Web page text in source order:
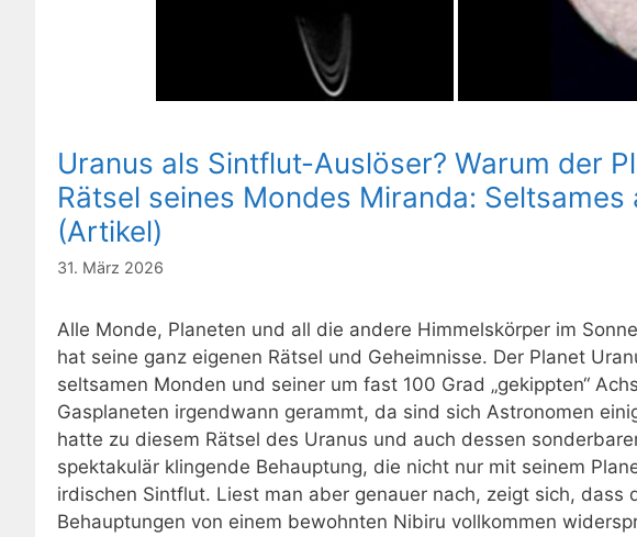
Uranus als Sintflut-Auslöser? Warum der
Rätsel seines Mondes Miranda:
(Artikel)
31. März 2026
Alle Monde, Planeten und all die andere Himmelskörper im
hat seine ganz eigenen Rätsel und Geheimnisse. Der Planet
seltsamen Monden und seiner um fast 100 Grad „gekippten“
Gasplaneten irgendwann gerammt, da sind sich Astronomen
hatte zu diesem Rätsel des Uranus und auch dessen
spektakulär klingende Behauptung, die nicht nur mit seinem
irdischen Sintflut. Liest man aber genauer nach, zeigt sich, dass
Behauptungen von einem bewohnten Nibiru vollkommen